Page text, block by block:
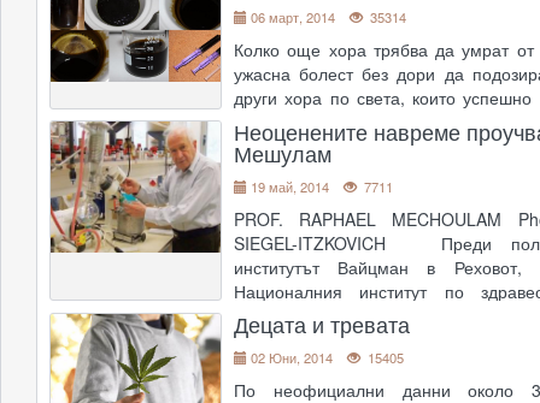
06 март, 2014 35314
Колко още хора трябва да умрат от
ужасна болест без дори да
други хора по света, които успешно
със смола от коноп с високо
активните канабиноиди на
сетне ще се информират хората, да
факта, че д�....
Неоценените навреме
Мешулам
19 май, 2014 7711
PROF. RAPHAEL MECHOULAM
SIEGEL-ITZKOVICH Преди
институтът Вайцман в
Националния институт по
(НИЗ) в САЩ заявяват, че те „не се
от научните изследвания на
Мешулам върху активните съставки
Децата и тревата
02 Юни, 2014 15405
По неофициални данни около